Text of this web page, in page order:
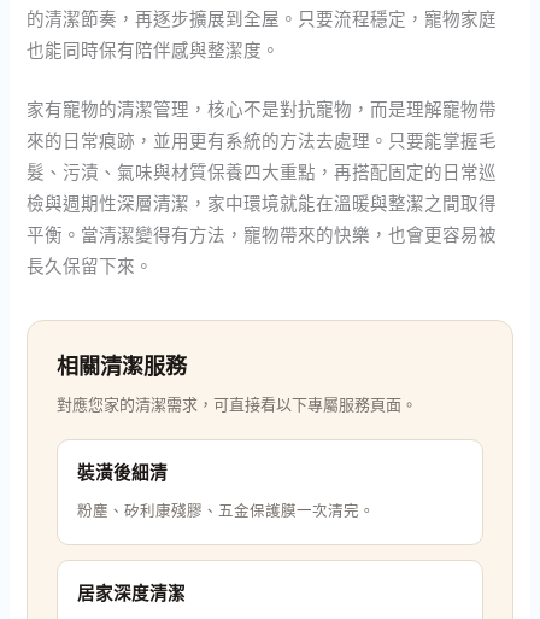
的清潔節奏，再逐步擴展到全屋。只要流程穩定，寵物家庭
也能同時保有陪伴感與整潔度。
家有寵物的清潔管理，核心不是對抗寵物，而是理解寵物帶
來的日常痕跡，並用更有系統的方法去處理。只要能掌握毛
髮、污漬、氣味與材質保養四大重點，再搭配固定的日常巡
檢與週期性深層清潔，家中環境就能在溫暖與整潔之間取得
平衡。當清潔變得有方法，寵物帶來的快樂，也會更容易被
長久保留下來。
相關清潔服務
對應您家的清潔需求，可直接看以下專屬服務頁面。
裝潢後細清
粉塵、矽利康殘膠、五金保護膜一次清完。
居家深度清潔